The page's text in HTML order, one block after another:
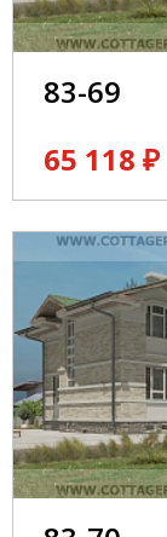
83-69
65 118 ₽